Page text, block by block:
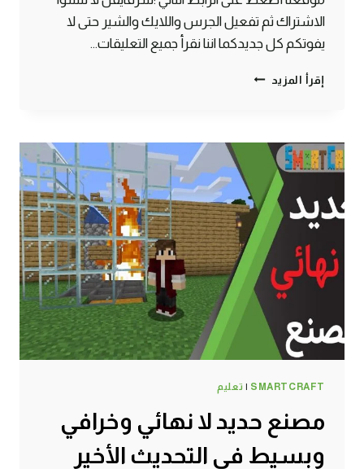
الاشتراك ثم تفعيل الجرس واللايك والشير حتى لا
يفوتكم كل جديدكما اننا نقرأ جميع التعليقات…
إقرأ المزيد الحلقة
وفتحت
للجحيم
–
سرفايفل
(1.14.4)
ماين
كرافت
#SMARTCRAFT
SMARTCRAFT
| تعليم
مصنع حديد لا نهائي وخرافي
وبسيط في التحديث الأخير